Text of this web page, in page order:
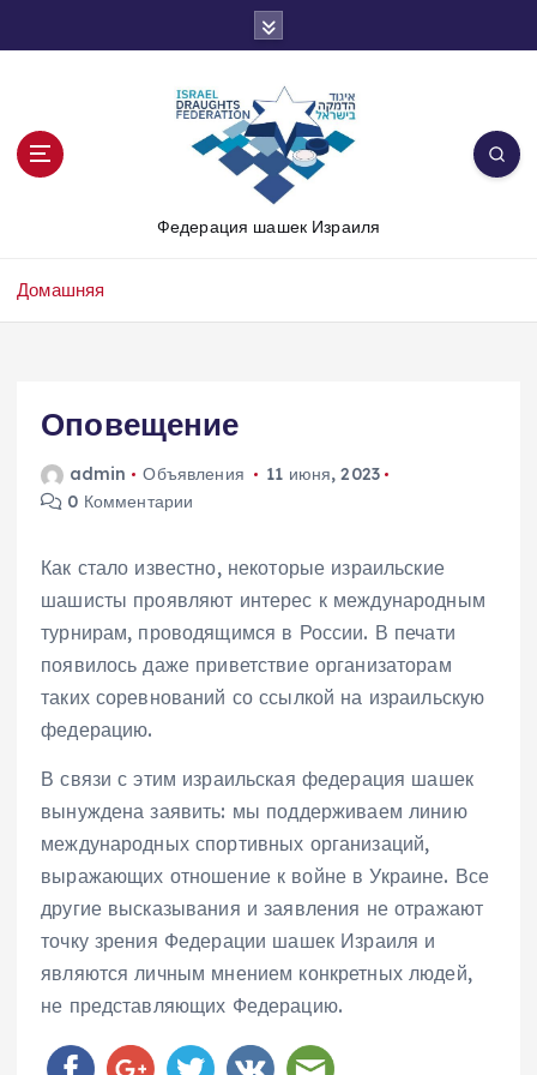
Федерация шашек Израиля
Домашняя
Оповещение
admin Объявления
11 июня, 2023
0 Комментарии
Как стало известно, некоторые израильские
шашисты проявляют интерес к международным
турнирам, проводящимся в России. В печати
появилось даже приветствие организаторам
таких соревнований со ссылкой на израильскую
федерацию.
В связи с этим израильская федерация шашек
вынуждена заявить: мы поддерживаем линию
международных спортивных организаций,
выражающих отношение к войне в Украине. Все
другие высказывания и заявления не отражают
точку зрения Федерации шашек Израиля и
являются личным мнением конкретных людей,
не представляющих Федерацию.